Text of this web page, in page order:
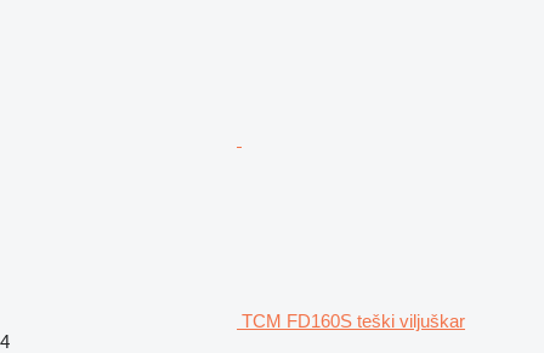
TCM FD160S teški viljuškar
4